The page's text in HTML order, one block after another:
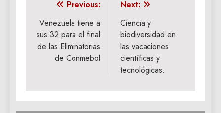
Navegación
de
entradas
Previous:
Venezuela tiene a
sus 32 para el final
de las Eliminatorias
de Conmebol
Next:
Ciencia y
biodiversidad en
las vacaciones
científicas y
tecnológicas.